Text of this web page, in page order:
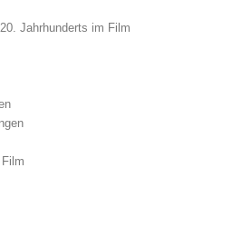
Jahrhunderts im Film